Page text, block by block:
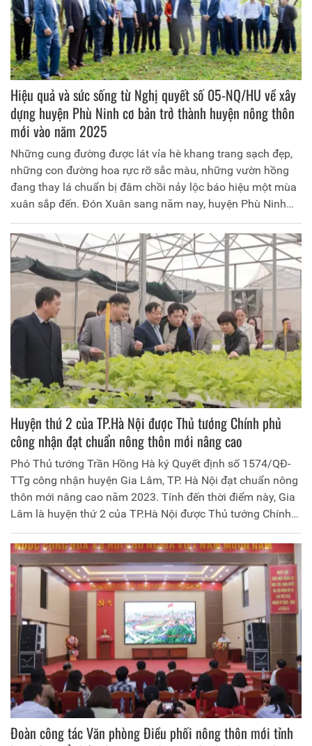
Hiệu quả và sức sống từ Nghị quyết số 05-NQ/HU về xây
dựng huyện Phù Ninh cơ bản trở thành huyện nông thôn
mới vào năm 2025
Những cung đường được lát vỉa hè khang trang sạch đẹp,
những con đường hoa rực rỡ sắc màu, những vườn hồng
đang thay lá chuẩn bị đâm chồi nảy lộc báo hiệu một mùa
xuân sắp đến. Đón Xuân sang năm nay, huyện Phù Ninh
càng bừng dậy sức sống nhờ hiệu quả từ công cuộc xây
dựng nông thôn mới.
Huyện thứ 2 của TP.Hà Nội được Thủ tướng Chính phủ
công nhận đạt chuẩn nông thôn mới nâng cao
Phó Thủ tướng Trần Hồng Hà ký Quyết định số 1574/QĐ-
TTg công nhận huyện Gia Lâm, TP. Hà Nội đạt chuẩn nông
thôn mới nâng cao năm 2023. Tính đến thời điểm này, Gia
Lâm là huyện thứ 2 của TP.Hà Nội được Thủ tướng Chính
phủ công nhận đạt chuẩn nông thôn mới nâng cao.
Đoàn công tác Văn phòng Điều phối nông thôn mới tỉnh